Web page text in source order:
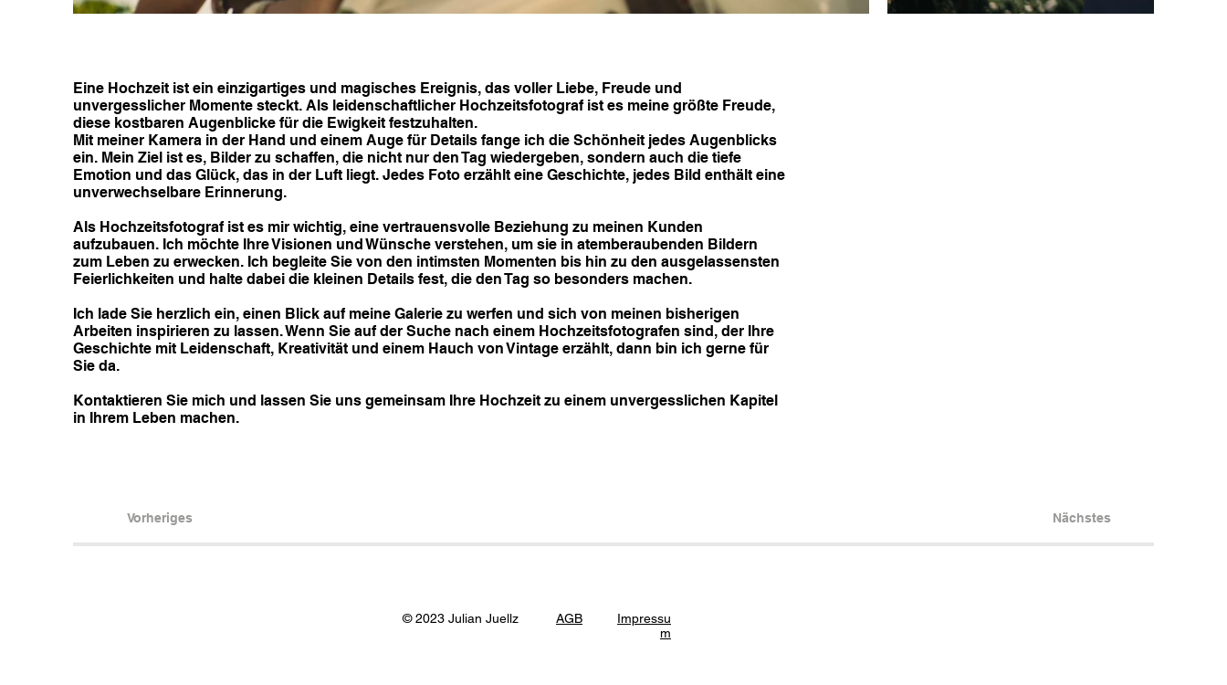
Eine Hochzeit ist ein einzigartiges und magisches Ereignis, das voller Liebe, Freude und
unvergesslicher Momente steckt. Als leidenschaftlicher Hochzeitsfotograf ist es meine größte Freude,
diese kostbaren Augenblicke für die Ewigkeit festzuhalten.
Mit meiner Kamera in der Hand und einem Auge für Details fange ich die Schönheit jedes Augenblicks
ein. Mein Ziel ist es, Bilder zu schaffen, die nicht nur den Tag wiedergeben, sondern auch die tiefe
Emotion und das Glück, das in der Luft liegt. Jedes Foto erzählt eine Geschichte, jedes Bild enthält eine
unverwechselbare Erinnerung.
Als Hochzeitsfotograf ist es mir wichtig, eine vertrauensvolle Beziehung zu meinen Kunden
aufzubauen. Ich möchte Ihre Visionen und Wünsche verstehen, um sie in atemberaubenden Bildern
zum Leben zu erwecken. Ich begleite Sie von den intimsten Momenten bis hin zu den ausgelassensten
Feierlichkeiten und halte dabei die kleinen Details fest, die den Tag so besonders machen.
Ich lade Sie herzlich ein, einen Blick auf meine Galerie zu werfen und sich von meinen bisherigen
Arbeiten inspirieren zu lassen. Wenn Sie auf der Suche nach einem Hochzeitsfotografen sind, der Ihre
Geschichte mit Leidenschaft, Kreativität und einem Hauch von Vintage erzählt, dann bin ich gerne für
Sie da.
Kontaktieren Sie mich und lassen Sie uns gemeinsam Ihre Hochzeit zu einem unvergesslichen Kapitel
in Ihrem Leben machen.
Vorheriges Nächstes
© 2023 Julian Juellz AGB
Impressu
m